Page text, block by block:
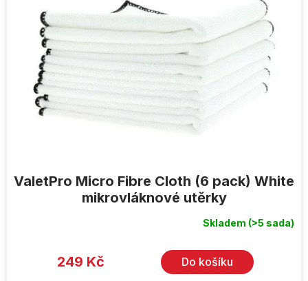
ValetPro Micro Fibre Cloth (6 pack) White
mikrovláknové utěrky
Skladem (>5 sada)
249 Kč Do košíku